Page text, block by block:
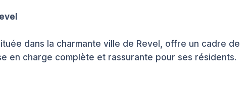
dans la charmante ville de Revel, offre un cadre de
en charge complète et rassurante pour ses résidents.